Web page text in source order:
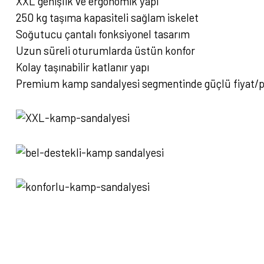
250 kg taşıma kapasiteli sağlam iskelet
Soğutucu çantalı fonksiyonel tasarım
Uzun süreli oturumlarda üstün konfor
Kolay taşınabilir katlanır yapı
Premium kamp sandalyesi segmentinde güçlü fiyat/